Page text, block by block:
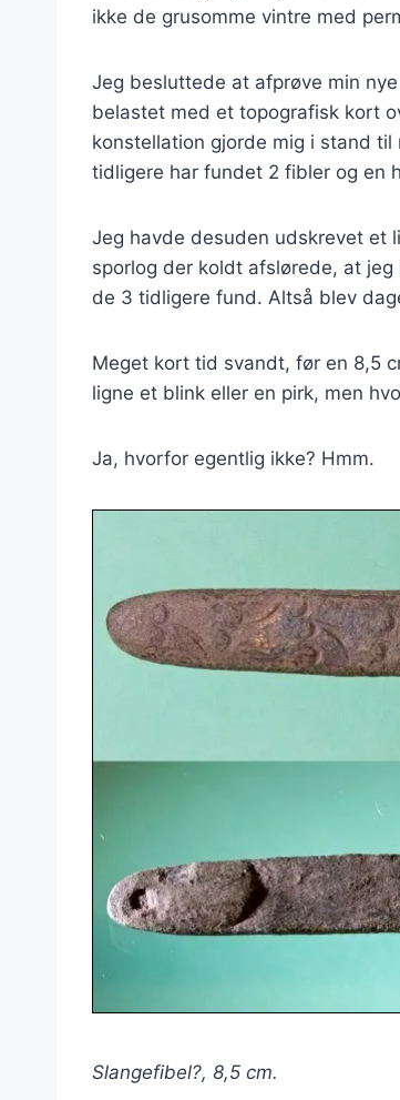
ikke de grusomme vintre med
Jeg besluttede at afprøve min
belastet med et topografisk kort
konstellation gjorde mig i stand
tidligere har fundet 2 fibler og en
Jeg havde desuden udskrevet et
sporlog der koldt afslørede, at
de 3 tidligere fund. Altså blev
Meget kort tid svandt, før en 8,5
ligne et blink eller en pirk, men
Ja, hvorfor egentlig ikke? Hmm.
Slangefibel?, 8,5 cm.